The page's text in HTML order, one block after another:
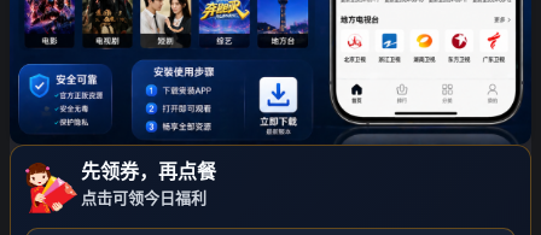
先领券，再点餐
点击可领今日福利